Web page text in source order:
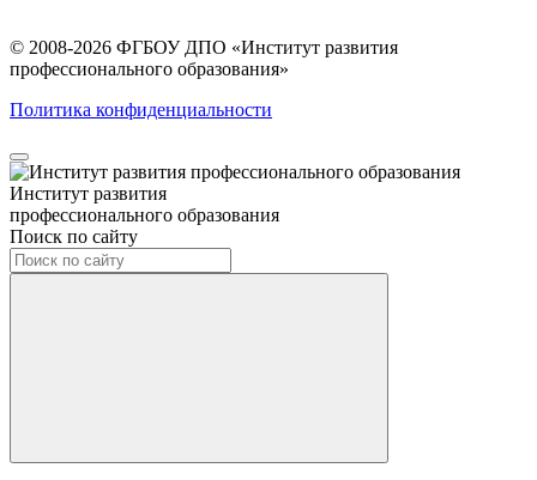
© 2008-2026 ФГБОУ ДПО «Институт развития
профессионального образования»
Политика конфиденциальности
Институт развития
профессионального образования
Поиск по сайту